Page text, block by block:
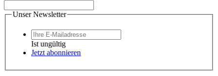
Unser Newsletter
Ist ungültig
Jetzt abonnieren